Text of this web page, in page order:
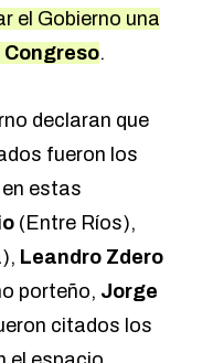
el Gobierno una
Congreso.
declaran que
fueron los
estas
(Entre Ríos),
Leandro Zdero
porteño, Jorge
citados los